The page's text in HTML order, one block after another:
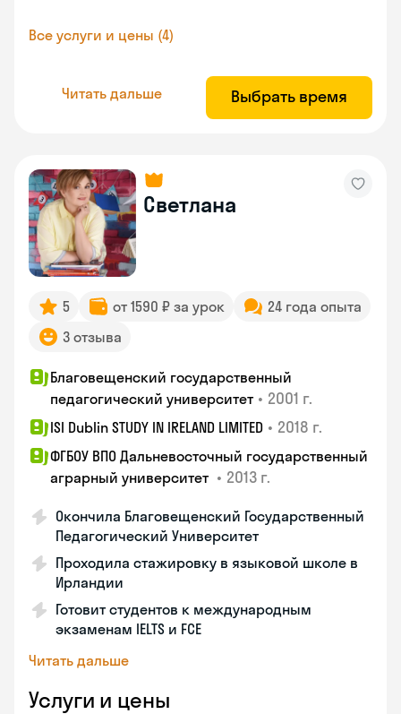
Все услуги и цены (4)
Читать дальше Выбрать время
Светлана
5 от 1590 ₽ за урок
24 года опыта
3 отзыва
Благовещенский государственный
педагогический университет • 2001 г.
ISI Dublin STUDY IN IRELAND LIMITED • 2018 г.
ФГБОУ ВПО Дальневосточный государственный
аграрный университет • 2013 г.
Окончила Благовещенский Государственный
Педагогический Университет
Проходила стажировку в языковой школе в
Ирландии
Готовит студентов к международным
экзаменам IELTS и FCE
Читать дальше
Услуги и цены